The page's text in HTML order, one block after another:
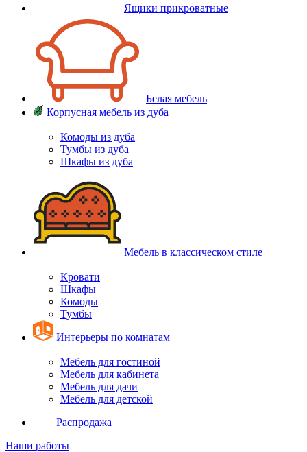
Ящики прикроватные
Белая мебель
Корпусная мебель из дуба
Комоды из дуба
Тумбы из дуба
Шкафы из дуба
Мебель в классическом стиле
Кровати
Шкафы
Комоды
Тумбы
Интерьеры по комнатам
Мебель для гостиной
Мебель для кабинета
Мебель для дачи
Мебель для детской
Распродажа
Наши работы